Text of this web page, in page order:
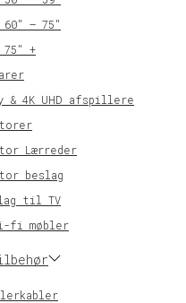
60″ – 75″
75″ +
& 4K UHD afspillere
Lærreder
beslag
til TV
fi møbler